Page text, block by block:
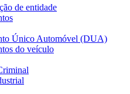
de entidade
Único Automóvel (DUA)
do veículo